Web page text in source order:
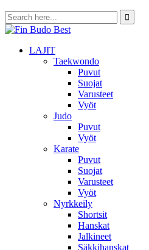
LAJIT
Taekwondo
Puvut
Suojat
Varusteet
Vyöt
Judo
Puvut
Vyöt
Karate
Puvut
Suojat
Varusteet
Vyöt
Nyrkkeily
Shortsit
Hanskat
Jalkineet
Säkkihanskat